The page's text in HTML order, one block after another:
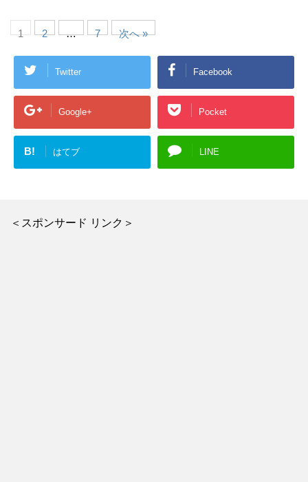
1 2 … 7 次へ »
Twitter Facebook
Google+ Pocket
B! はてブ LINE
＜スポンサード リンク＞